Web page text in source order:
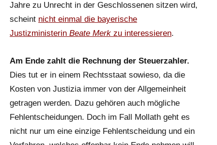
Jahre zu Unrecht in der Geschlossenen sitzen wird,
scheint nicht einmal die bayerische
Justizministerin Beate Merk zu interessieren.
Am Ende zahlt die Rechnung der Steuerzahler.
Dies tut er in einem Rechtsstaat sowieso, da die
Kosten von Justizia immer von der Allgemeinheit
getragen werden. Dazu gehören auch mögliche
Fehlentscheidungen. Doch im Fall Mollath geht es
nicht nur um eine einzige Fehlentscheidung und ein